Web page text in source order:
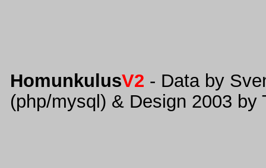
HomunkulusV2 - Data by
(php/mysql) & Design 2003